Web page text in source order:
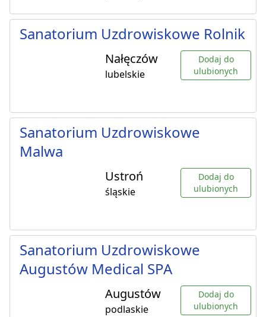
Sanatorium Uzdrowiskowe Rolnik
Nałęczów
lubelskie
Dodaj do
ulubionych
Sanatorium Uzdrowiskowe
Malwa
Ustroń
śląskie
Dodaj do
ulubionych
Sanatorium Uzdrowiskowe
Augustów Medical SPA
Augustów
podlaskie
Dodaj do
ulubionych